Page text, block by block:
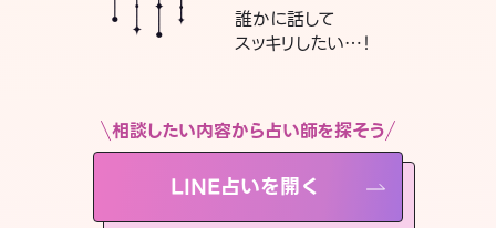
誰かに話して
スッキリしたい…！
相談したい内容から占い師を探そう
LINE占いを開く